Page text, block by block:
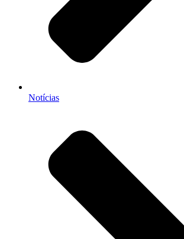
Notícias